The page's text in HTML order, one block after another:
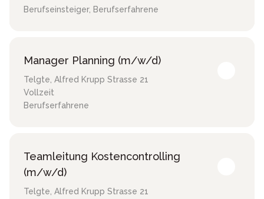
Berufseinsteiger, Berufserfahrene
Manager Planning (m/w/d)
Telgte, Alfred Krupp Strasse 21
Vollzeit
Berufserfahrene
Teamleitung Kostencontrolling
(m/w/d)
Telgte, Alfred Krupp Strasse 21